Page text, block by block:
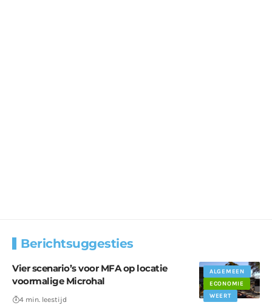
Berichtsuggesties
ALGEMEEN
ECONOMIE
WEERT
Vier scenario’s voor MFA op locatie
voormalige Microhal
4 min. leestijd